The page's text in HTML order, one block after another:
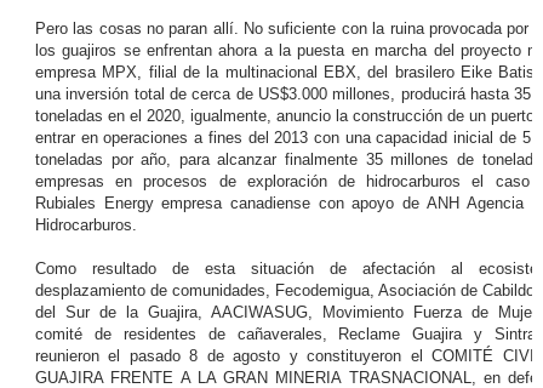
Pero las cosas no paran allí. No suficiente con la ruina provocada por
los guajiros se enfrentan ahora a la puesta en marcha del proyecto
empresa MPX, filial de la multinacional EBX, del brasilero Eike
una inversión total de cerca de US$3.000 millones, producirá hasta 35
toneladas en el 2020, igualmente, anuncio la construcción de un puerto
entrar en operaciones a fines del 2013 con una capacidad inicial de 5
toneladas por año, para alcanzar finalmente 35 millones de
empresas en procesos de exploración de hidrocarburos el caso
Rubiales Energy empresa canadiense con apoyo de ANH Agencia
Hidrocarburos.
Como resultado de esta situación de afectación al
desplazamiento de comunidades, Fecodemigua, Asociación de
del Sur de la Guajira, AACIWASUG, Movimiento Fuerza de
comité de residentes de cañaverales, Reclame Guajira y
reunieron el pasado 8 de agosto y constituyeron el COMITÉ
GUAJIRA FRENTE A LA GRAN MINERIA TRASNACIONAL, en